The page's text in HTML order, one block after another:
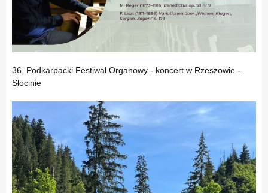
36. Podkarpacki Festiwal Organowy - koncert w Rzeszowie -
Słocinie